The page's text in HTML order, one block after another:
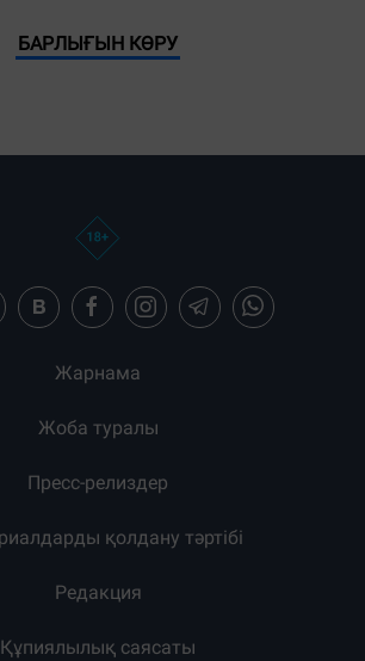
БАРЛЫҒЫН КӨРУ
Жарнама
Жоба туралы
Пресс-релиздер
қолдану тәртібі
Редакция
Құпиялылық саясаты